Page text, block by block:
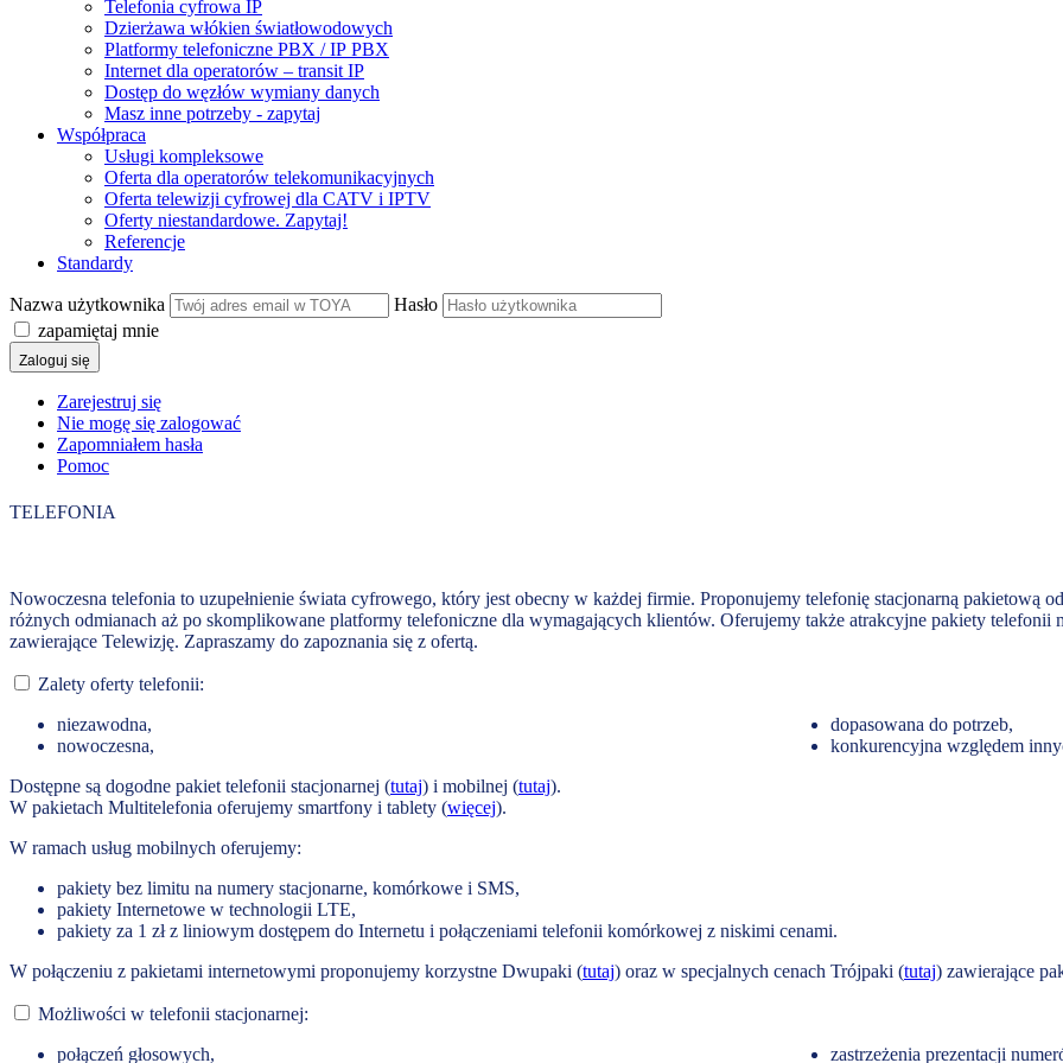
Telefonia cyfrowa IP
Dzierżawa włókien światłowodowych
Platformy telefoniczne PBX / IP PBX
Internet dla operatorów – transit IP
Dostęp do węzłów wymiany danych
Masz inne potrzeby - zapytaj
Współpraca
Usługi kompleksowe
Oferta dla operatorów telekomunikacyjnych
Oferta telewizji cyfrowej dla CATV i IPTV
Oferty niestandardowe. Zapytaj!
Referencje
Standardy
Nazwa użytkownika
Hasło
zapamiętaj mnie
Zaloguj się
Zarejestruj się
Nie mogę się zalogować
Zapomniałem hasła
Pomoc
TELEFONIA
Nowoczesna telefonia to uzupełnienie świata cyfrowego, który jest obecny w każdej firmie. Proponujemy telefonię stacjonarną pakietową
różnych odmianach aż po skomplikowane platformy telefoniczne dla wymagających klientów. Oferujemy także atrakcyjne pakiety
zawierające Telewizję. Zapraszamy do zapoznania się z ofertą.
Zalety oferty telefonii:
niezawodna,
nowoczesna,
dopasowana do potrzeb,
konkurencyjna względem
Dostępne są dogodne pakiet telefonii stacjonarnej (tutaj) i mobilnej (tutaj).
W pakietach Multitelefonia oferujemy smartfony i tablety (więcej).
W ramach usług mobilnych oferujemy:
pakiety bez limitu na numery stacjonarne, komórkowe i SMS,
pakiety Internetowe w technologii LTE,
pakiety za 1 zł z liniowym dostępem do Internetu i połączeniami telefonii komórkowej z niskimi cenami.
W połączeniu z pakietami internetowymi proponujemy korzystne Dwupaki (tutaj) oraz w specjalnych cenach Trójpaki (tutaj) zawierające
Możliwości w telefonii stacjonarnej:
połączeń głosowych,
zastrzeżenia prezentacji